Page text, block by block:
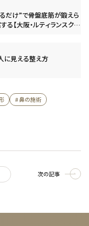
だけ”で骨盤底筋が鍛えら
【大阪・ルティランスクリ
に見える整え方
# 鼻の施術
次の記事